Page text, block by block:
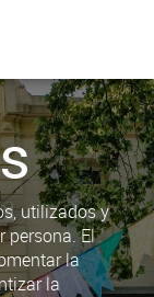
utilizados y
persona. El
la
la